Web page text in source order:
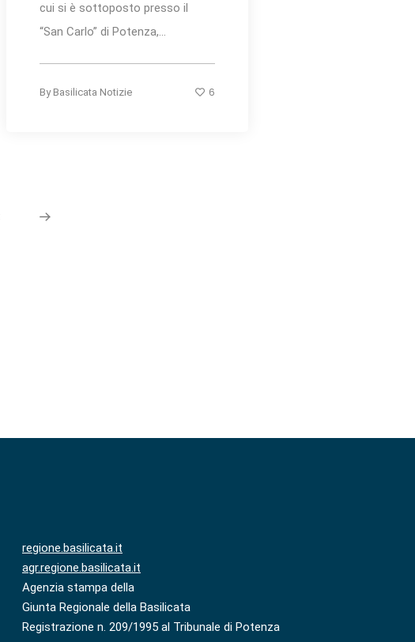
cui si è sottoposto presso il
“San Carlo” di Potenza,...
By Basilicata Notizie 6
regione.basilicata.it
agr.regione.basilicata.it
Agenzia stampa della
Giunta Regionale della Basilicata
Registrazione n. 209/1995 al Tribunale di Potenza